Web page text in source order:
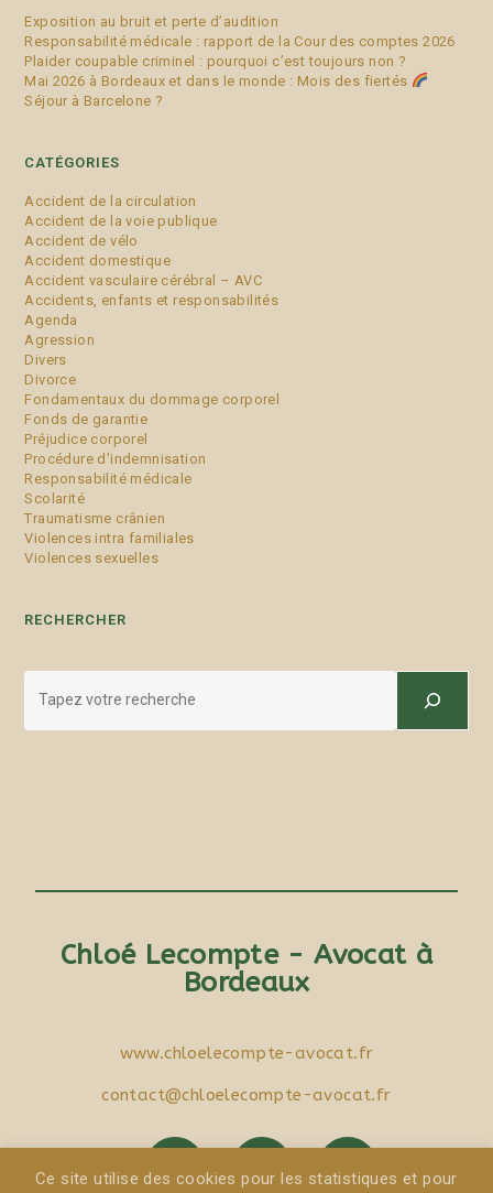
Ce site utilise des cookies pour les statistiques et pour
Exposition au bruit et perte d’audition
Responsabilité médicale : rapport de la Cour des comptes 2026
Plaider coupable criminel : pourquoi c’est toujours non ?
Mai 2026 à Bordeaux et dans le monde : Mois des fiertés
Séjour à Barcelone ?
CATÉGORIES
Accident de la circulation
Accident de la voie publique
Accident de vélo
Accident domestique
Accident vasculaire cérébral – AVC
Accidents, enfants et responsabilités
Agenda
Agression
Divers
Divorce
Fondamentaux du dommage corporel
Fonds de garantie
Préjudice corporel
Procédure d'indemnisation
Responsabilité médicale
Scolarité
Traumatisme crânien
Violences intra familiales
Violences sexuelles
RECHERCHER
Chloé Lecompte - Avocat à
Bordeaux
www.chloelecompte-avocat.fr
contact@chloelecompte-avocat.fr